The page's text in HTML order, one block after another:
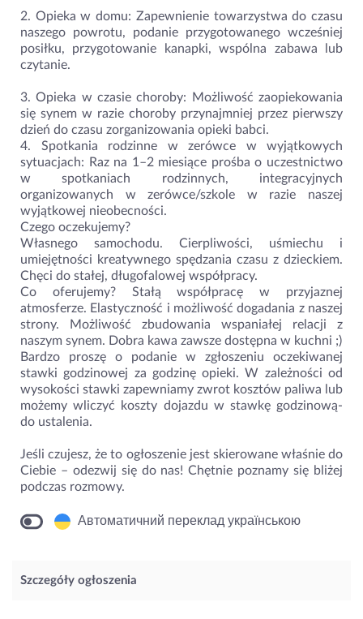
2. Opieka w domu: Zapewnienie towarzystwa do czasu
naszego powrotu, podanie przygotowanego wcześniej
posiłku, przygotowanie kanapki, wspólna zabawa lub
czytanie.
3. Opieka w czasie choroby: Możliwość zaopiekowania
się synem w razie choroby przynajmniej przez pierwszy
dzień do czasu zorganizowania opieki babci.
4. Spotkania rodzinne w zerówce w wyjątkowych
sytuacjach: Raz na 1–2 miesiące prośba o uczestnictwo
w spotkaniach rodzinnych, integracyjnych
organizowanych w zerówce/szkole w razie naszej
wyjątkowej nieobecności.
Czego oczekujemy?
Własnego samochodu. Cierpliwości, uśmiechu i
umiejętności kreatywnego spędzania czasu z dzieckiem.
Chęci do stałej, długofalowej współpracy.
Co oferujemy? Stałą współpracę w przyjaznej
atmosferze. Elastyczność i możliwość dogadania z naszej
strony. Możliwość zbudowania wspaniałej relacji z
naszym synem. Dobra kawa zawsze dostępna w kuchni ;)
Bardzo proszę o podanie w zgłoszeniu oczekiwanej
stawki godzinowej za godzinę opieki. W zależności od
wysokości stawki zapewniamy zwrot kosztów paliwa lub
możemy wliczyć koszty dojazdu w stawkę godzinową-
do ustalenia.
Jeśli czujesz, że to ogłoszenie jest skierowane właśnie do
Ciebie – odezwij się do nas! Chętnie poznamy się bliżej
podczas rozmowy.
Автоматичний переклад українською
Szczegóły ogłoszenia